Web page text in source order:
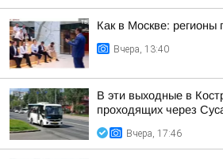
Как в Москве: регионы
Вчера, 13:40
В эти выходные в
проходящих через
Вчера, 17:46